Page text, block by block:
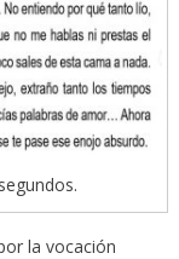
la vocación